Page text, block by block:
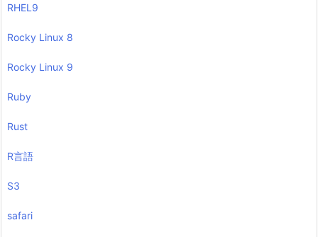
RHEL9
Rocky Linux 8
Rocky Linux 9
Ruby
Rust
R言語
S3
safari